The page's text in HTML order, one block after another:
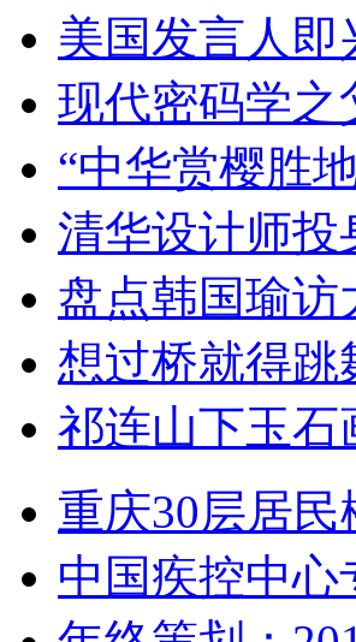
美国发言人
现代密码学
“中华赏樱胜
清华设计师投
盘点韩国瑜访
想过桥就得跳
祁连山下玉石
重庆30层居
中国疾控中心